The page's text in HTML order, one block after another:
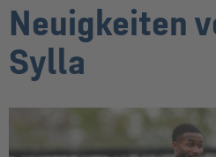
Neuigkeiten
Sylla